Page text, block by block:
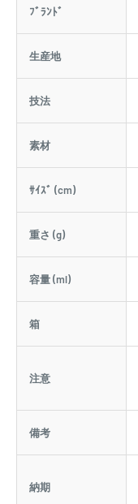
ﾌﾞﾗﾝﾄﾞ
生産地
技法
素材
ｻｲｽﾞ (cm)
重さ (g)
容量 (ml)
箱
注意
備考
納期